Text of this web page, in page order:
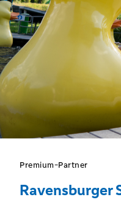
Premium-Partner
Ravensburger